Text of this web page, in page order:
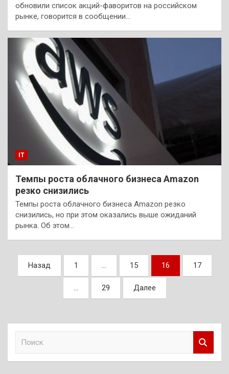
обновили список акций-фаворитов на российском
рынке, говорится в сообщении…
IT
Темпы роста облачного бизнеса Amazon
резко снизились
Темпы роста облачного бизнеса Amazon резко
снизились, но при этом оказались выше ожиданий
рынка. Об этом…
Пагинация
записей
Назад 1 … 15 16 17
… 29 Далее